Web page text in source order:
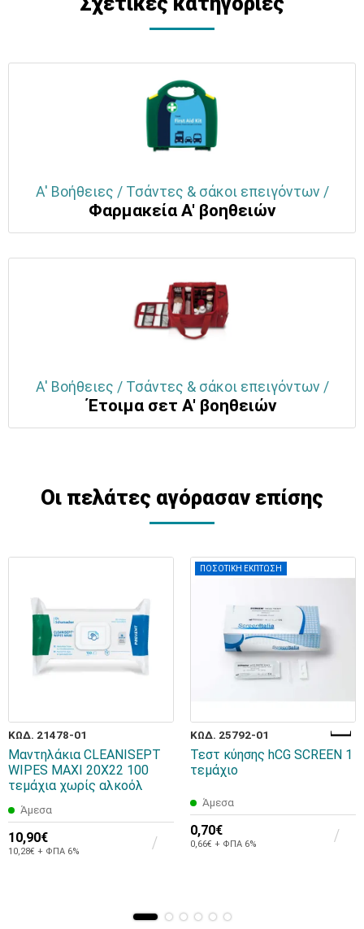
Α' Βοήθειες / Τσάντες & σάκοι επειγόντων /
Φαρμακεία Α' βοηθειών
Α' Βοήθειες / Τσάντες & σάκοι επειγόντων /
Έτοιμα σετ Α' βοηθειών
Οι πελάτες αγόρασαν επίσης
ΚΩΔ. 21478-01
Μαντηλάκια CLEANISEPT
WIPES MAXI 20X22 100
τεμάχια χωρίς αλκοόλ
Άμεσα
10,90€
10,28€ + ΦΠΑ 6%
ΠΟΣΟΤΙΚΗ ΕΚΠΤΩΣΗ
ΚΩΔ. 25792-01
Τεστ κύησης hCG SCREEN 1
τεμάχιο
Άμεσα
0,70€
0,66€ + ΦΠΑ 6%